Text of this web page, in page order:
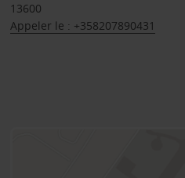
13600
Appeler le : +358207890431